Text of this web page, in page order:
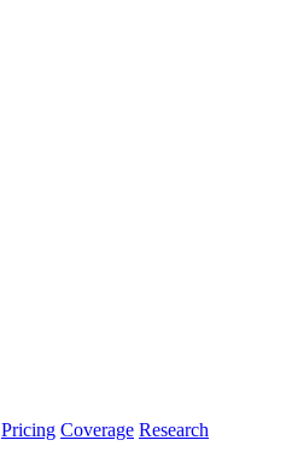
Pricing Coverage Research